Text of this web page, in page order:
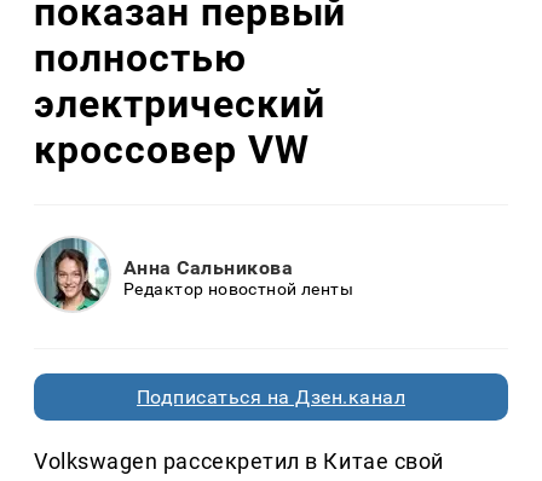
показан первый
полностью
электрический
кроссовер VW
Анна Сальникова
Редактор новостной ленты
Подписаться на Дзен.канал
Volkswagen рассекретил в Китае свой